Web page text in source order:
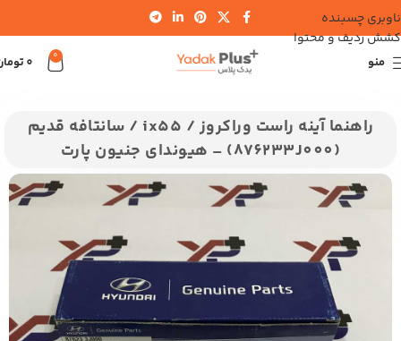
ناوبری چسبنده
کشش ردیف و محتوا
منو 0
0 خانه هیوندای سانتافه قدیم 2700
راهنما آینه راست وراکروز / ix55 / سانتافه قدیم
(876233J000) – هیوندای جنیون پارت